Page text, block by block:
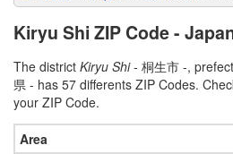
Kiryu Shi ZIP Code -
The district Kiryu Shi- 桐生市 -,
県 - has 57 differents ZIP Codes.
your ZIP Code.
Area